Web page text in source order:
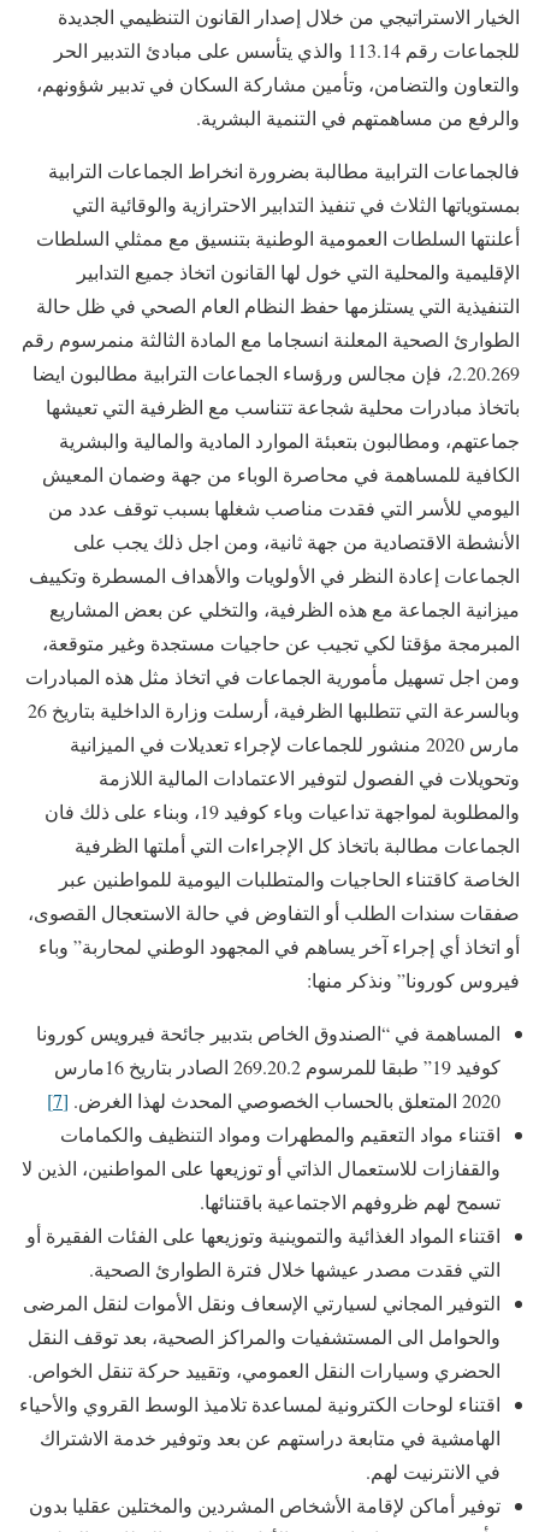
الخيار الاستراتيجي من خلال إصدار القانون التنظيمي الجديدة
للجماعات رقم 113.14 والذي يتأسس على مبادئ التدبير الحر
والتعاون والتضامن، وتأمين مشاركة السكان في تدبير شؤونهم،
والرفع من مساهمتهم في التنمية البشرية.
فالجماعات الترابية مطالبة بضرورة انخراط الجماعات الترابية
بمستوياتها الثلاث في تنفيذ التدابير الاحترازية والوقائية التي
أعلنتها السلطات العمومية الوطنية بتنسيق مع ممثلي السلطات
الإقليمية والمحلية التي خول لها القانون اتخاذ جميع التدابير
التنفيذية التي يستلزمها حفظ النظام العام الصحي في ظل حالة
الطوارئ الصحية المعلنة انسجاما مع المادة الثالثة منمرسوم رقم
2.20.269، فإن مجالس ورؤساء الجماعات الترابية مطالبون ايضا
باتخاذ مبادرات محلية شجاعة تتناسب مع الظرفية التي تعيشها
جماعتهم، ومطالبون بتعبئة الموارد المادية والمالية والبشرية
الكافية للمساهمة في محاصرة الوباء من جهة وضمان المعيش
اليومي للأسر التي فقدت مناصب شغلها بسبب توقف عدد من
الأنشطة الاقتصادية من جهة ثانية، ومن اجل ذلك يجب على
الجماعات إعادة النظر في الأولويات والأهداف المسطرة وتكييف
ميزانية الجماعة مع هذه الظرفية، والتخلي عن بعض المشاريع
المبرمجة مؤقتا لكي تجيب عن حاجيات مستجدة وغير متوقعة،
ومن اجل تسهيل مأمورية الجماعات في اتخاذ مثل هذه المبادرات
وبالسرعة التي تتطلبها الظرفية، أرسلت وزارة الداخلية بتاريخ 26
مارس 2020 منشور للجماعات لإجراء تعديلات في الميزانية
وتحويلات في الفصول لتوفير الاعتمادات المالية اللازمة
والمطلوبة لمواجهة تداعيات وباء كوفيد 19، وبناء على ذلك فان
الجماعات مطالبة باتخاذ كل الإجراءات التي أملتها الظرفية
الخاصة كاقتناء الحاجيات والمتطلبات اليومية للمواطنين عبر
صفقات سندات الطلب أو التفاوض في حالة الاستعجال القصوى،
أو اتخاذ أي إجراء آخر يساهم في المجهود الوطني لمحاربة” وباء
فيروس كورونا” ونذكر منها:
المساهمة في “الصندوق الخاص بتدبير جائحة فيرويس كورونا
كوفيد 19” طبقا للمرسوم 269.20.2 الصادر بتاريخ 16مارس
2020 المتعلق بالحساب الخصوصي المحدث لهذا الغرض.
[7]
اقتناء مواد التعقيم والمطهرات ومواد التنظيف والكمامات
والقفازات للاستعمال الذاتي أو توزيعها على المواطنين، الذين لا
تسمح لهم ظروفهم الاجتماعية باقتنائها.
اقتناء المواد الغذائية والتموينية وتوزيعها على الفئات الفقيرة أو
التي فقدت مصدر عيشها خلال فترة الطوارئ الصحية.
التوفير المجاني لسيارتي الإسعاف ونقل الأموات لنقل المرضى
والحوامل الى المستشفيات والمراكز الصحية، بعد توقف النقل
الحضري وسيارات النقل العمومي، وتقييد حركة تنقل الخواص.
اقتناء لوحات الكترونية لمساعدة تلاميذ الوسط القروي والأحياء
الهامشية في متابعة دراستهم عن بعد وتوفير خدمة الاشتراك
في الانترنيت لهم.
توفير أماكن لإقامة الأشخاص المشردين والمختلين عقليا بدون